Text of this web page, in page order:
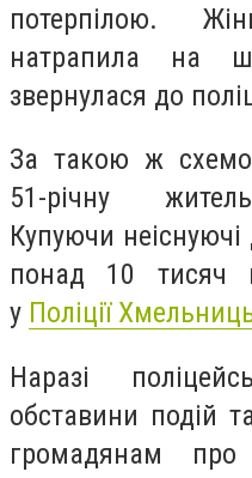
потерпілою.
натрапила на
звернулася до
За такою ж
51-річну
Купуючи
понад 10 тисяч
у Поліції
Наразі
обставини подій
громадянам про